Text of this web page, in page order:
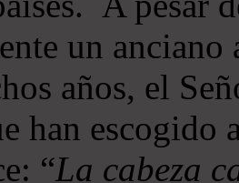
un
años, el
han
“La cabeza